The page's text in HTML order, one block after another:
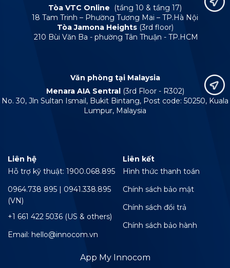
Tòa VTC Online
(tầng 10 & tầng 17)
18 Tam Trinh – Phường Tương Mai – TP.Hà Nội
Tòa Jamona Heights (3rd floor)
210 Bùi Văn Ba - phường Tân Thuận - TP.HCM
Văn phòng tại Malaysia
Menara AIA Sentral (3rd Floor - R302)
No. 30, Jln Sultan Ismail, Bukit Bintang, Post code: 50250, Kuala
Lumpur, Malaysia
Liên hệ
Hỗ trợ kỹ thuật: 1900.068.895
0964.738 895 | 0941.338.895
(VN)
+1 661 422 5036 (US & others)
Email: hello@innocom.vn
Liên kết
Hình thức thanh toán
Chính sách bảo mật
Chính sách đổi trả
Chính sách bảo hành
App My Innocom